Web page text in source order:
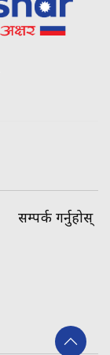
सम्पर्क गर्नुहोस्